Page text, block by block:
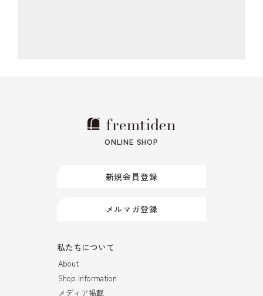
ONLINE SHOP
新規会員登録
メルマガ登録
私たちについて
About
Shop Information
メディア掲載